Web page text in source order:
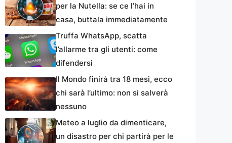
per la Nutella: se ce l’hai in
casa, buttala immediatamente
Truffa WhatsApp, scatta
l’allarme tra gli utenti: come
difendersi
Il Mondo finirà tra 18 mesi, ecco
chi sarà l’ultimo: non si salverà
nessuno
Meteo a luglio da dimenticare,
un disastro per chi partirà per le